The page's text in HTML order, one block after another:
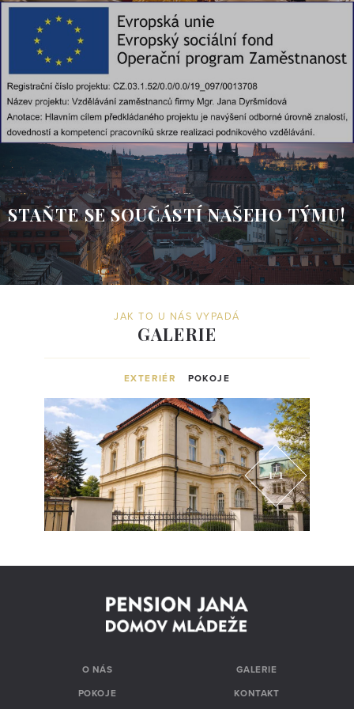
STAŇTE SE SOUČÁSTÍ NAŠEHO TÝMU!
JAK TO U NÁS VYPADÁ
GALERIE
EXTERIÉR POKOJE
1/1
O NÁS
POKOJE
GALERIE
KONTAKT